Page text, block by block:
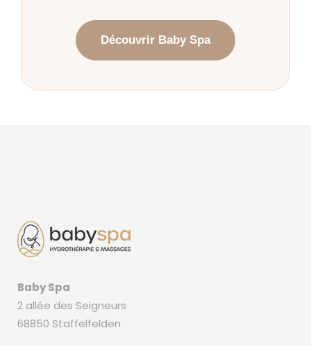
Découvrir Baby Spa
Baby Spa
2 allée des Seigneurs
68850 Staffelfelden